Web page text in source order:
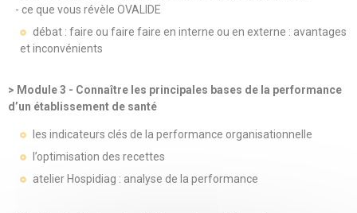
- ce que vous révèle OVALIDE
débat : faire ou faire faire en interne ou en externe : avantages
et inconvénients
> Module 3 - Connaître les principales bases de la performance
d’un établissement de santé
les indicateurs clés de la performance organisationnelle
l’optimisation des recettes
atelier Hospidiag : analyse de la performance